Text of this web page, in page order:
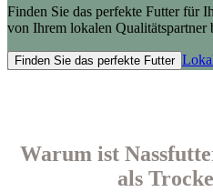
Finden Sie das perfekte Futter für
von Ihrem lokalen Qualitätspartner
Finden Sie das perfekte Futter
Warum ist
als